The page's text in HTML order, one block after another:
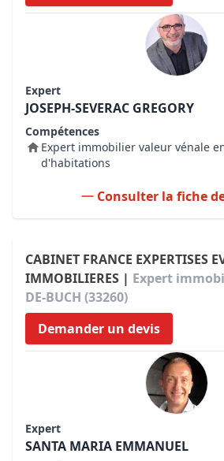
Expert
JOSEPH-SEVERAC GREGORY
Compétences
Expert immobilier valeur vénale
d'habitations
Consulter la fiche
CABINET FRANCE EXPERTISES
IMMOBILIERES | Expert
DE-BUCH (33260)
Demander un devis
Expert
SANTA MARIA EMMANUEL